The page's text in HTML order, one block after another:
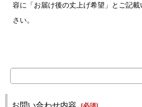
容に「お届け後の丈上げ希望」とご記
さい。
お問い合わせ内容